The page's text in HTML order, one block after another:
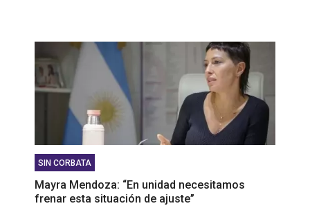
SIN CORBATA
Mayra Mendoza: “En unidad necesitamos
frenar esta situación de ajuste”